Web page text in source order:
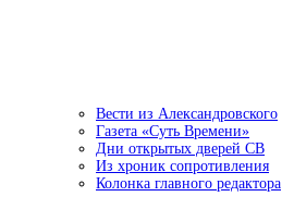
Вести из Александровского
Газета «Суть Времени»
Дни открытых дверей СВ
Из хроник сопротивления
Колонка главного редактора